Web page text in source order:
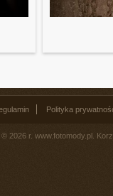
Polityka
2026 r. www.fotomody.pl.